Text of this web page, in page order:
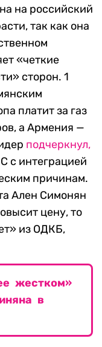
на российский
так как она
«четкие
сторон. 1
платит за газ
а Армения —
подчеркнул,
с интеграцией
причинам.
Ален Симонян
цену, то
из ОДКБ,
жестком»
в